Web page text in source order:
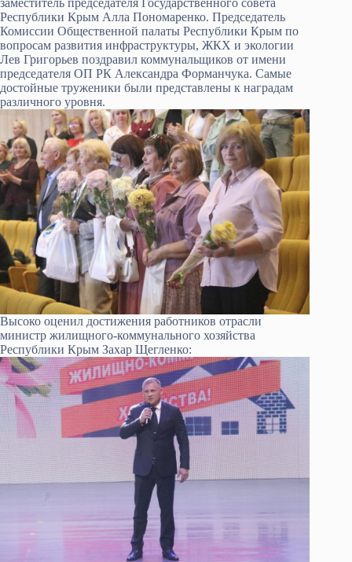
Республики Крым Алла Пономаренко. Председатель
Комиссии Общественной палаты Республики Крым по
вопросам развития инфраструктуры, ЖКХ и экологии
Лев Григорьев поздравил коммунальщиков от имени
председателя ОП РК Александра Форманчука. Самые
достойные труженики были представлены к наградам
различного уровня.
Высоко оценил достижения работников отрасли
министр жилищного-коммунального хозяйства
Республики Крым Захар Щегленко: